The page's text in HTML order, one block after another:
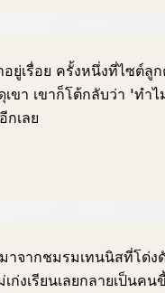
ยู่เรื่อย ครั้งหนึ่งที่ไซต์ลู
ขา เขาก็โต้กลับว่า 'ทำ
เลย
จากชมรมเทนนิสที่โด่ง
งเรียนเลยกลายเป็นคน